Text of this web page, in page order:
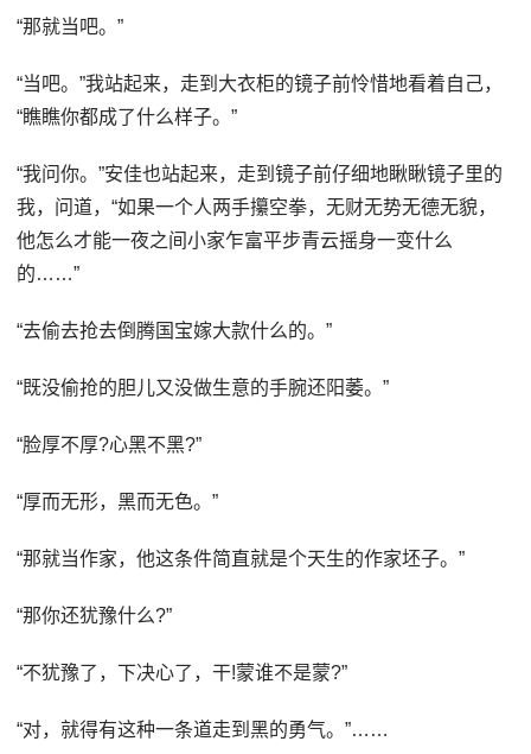
“那就当吧。”
“当吧。”我站起来，走到大衣柜的镜子前怜惜地看着自己，
“瞧瞧你都成了什么样子。”
“我问你。”安佳也站起来，走到镜子前仔细地瞅瞅镜子里的
我，问道，“如果一个人两手攥空拳，无财无势无德无貌，
他怎么才能一夜之间小家乍富平步青云摇身一变什么
的……”
“去偷去抢去倒腾国宝嫁大款什么的。”
“既没偷抢的胆儿又没做生意的手腕还阳萎。”
“脸厚不厚?心黑不黑?”
“厚而无形，黑而无色。”
“那就当作家，他这条件简直就是个天生的作家坯子。”
“那你还犹豫什么?”
“不犹豫了，下决心了，干!蒙谁不是蒙?”
“对，就得有这种一条道走到黑的勇气。”……